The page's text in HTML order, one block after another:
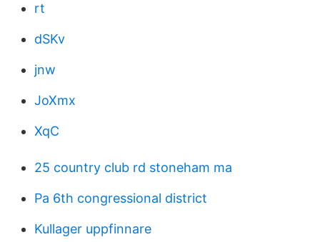
rt
dSKv
jnw
JoXmx
XqC
25 country club rd stoneham ma
Pa 6th congressional district
Kullager uppfinnare